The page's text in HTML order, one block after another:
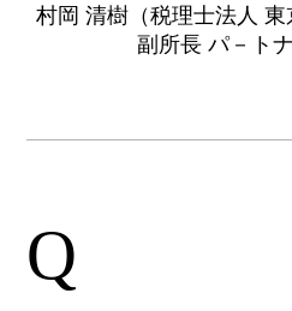
村岡 清樹（税理士法人
副所長 パ－ト
Q